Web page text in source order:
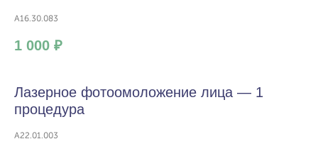
A16.30.083
1 000 ₽
Лазерное фотоомоложение лица — 1
процедура
A22.01.003